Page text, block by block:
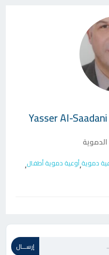
دموية،أوعية دموية أطفال،
إرســـال